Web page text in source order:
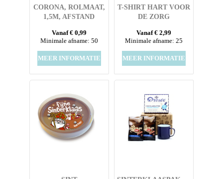
CORONA, ROLMAAT,
1,5M, AFSTAND
Vanaf € 0,99
Minimale afname: 50
MEER INFORMATIE
T-SHIRT HART VOOR
DE ZORG
Vanaf € 2,99
Minimale afname: 25
MEER INFORMATIE